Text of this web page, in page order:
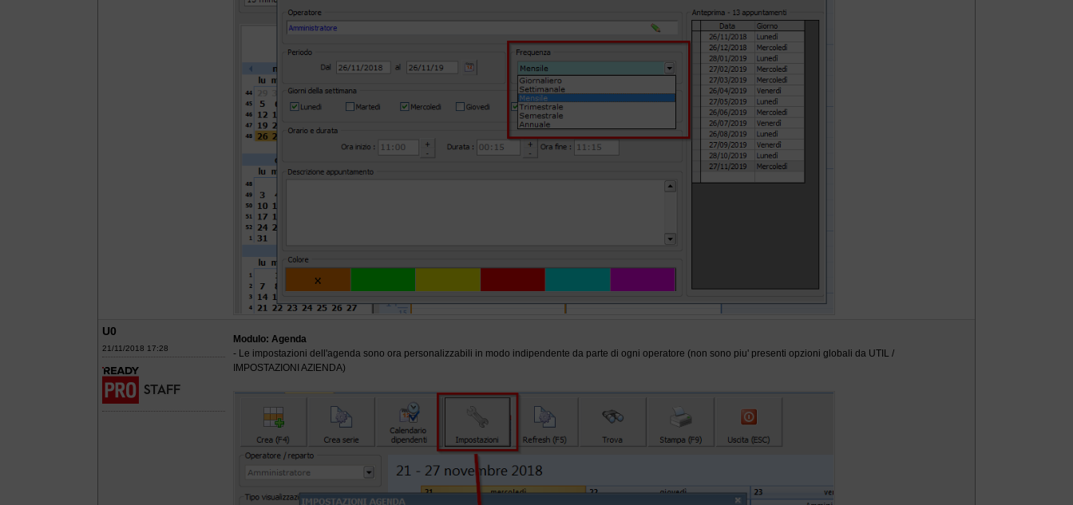
U0
21/11/2018 17:28
Modulo: Agenda
- Le impostazioni dell'agenda sono ora personalizzabili in modo indipendente da parte di ogni operatore (non sono piu' presenti opzioni globali da UTIL /
IMPOSTAZIONI AZIENDA)